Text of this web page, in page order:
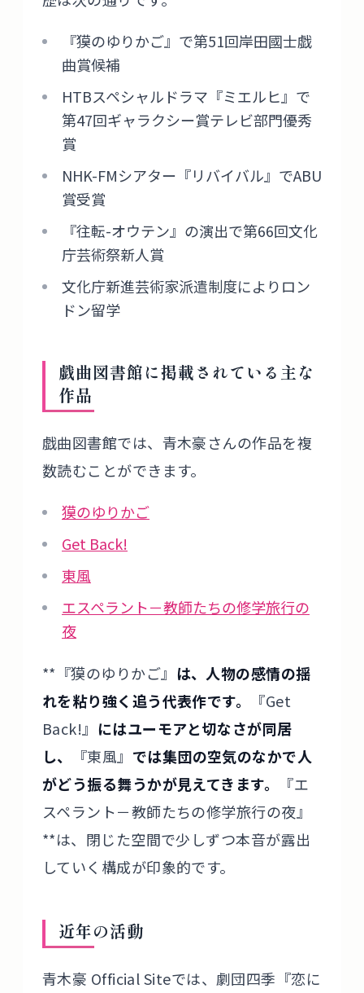
『獏のゆりかご』で第51回岸田國士戯
曲賞候補
HTBスペシャルドラマ『ミエルヒ』で
第47回ギャラクシー賞テレビ部門優秀
賞
NHK-FMシアター『リバイバル』でABU
賞受賞
『往転-オウテン』の演出で第66回文化
庁芸術祭新人賞
文化庁新進芸術家派遣制度によりロン
ドン留学
戯曲図書館に掲載されている主な
作品
戯曲図書館では、青木豪さんの作品を複
数読むことができます。
獏のゆりかご
Get Back!
東風
エスペラント－教師たちの修学旅行の
夜
**『獏のゆりかご』 は、人物の感情の揺
れを粘り強く追う代表作です。
『Get
Back!』 にはユーモアと切なさが同居
し、
『東風』 では集団の空気のなかで人
がどう振る舞うかが見えてきます。
『エ
スペラント－教師たちの修学旅行の夜』
**は、閉じた空間で少しずつ本音が露出
していく構成が印象的です。
近年の活動
青木豪 Official Siteでは、劇団四季『恋に